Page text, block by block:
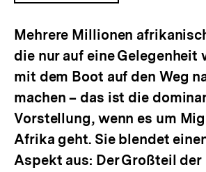
ÖFFNEN
Mehrere Millionen
die nur auf eine Gelegenheit
mit dem Boot auf den Weg
machen – das ist die
Vorstellung, wenn es um
Afrika geht. Sie blendet
Aspekt aus: Der Großteil der